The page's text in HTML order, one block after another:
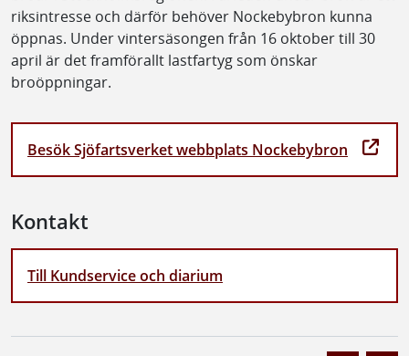
riksintresse och därför behöver Nockebybron kunna
öppnas. Under vintersäsongen från 16 oktober till 30
april är det framförallt lastfartyg som önskar
broöppningar.
Besök Sjöfartsverket webbplats Nockebybron
Kontakt
Till Kundservice och diarium